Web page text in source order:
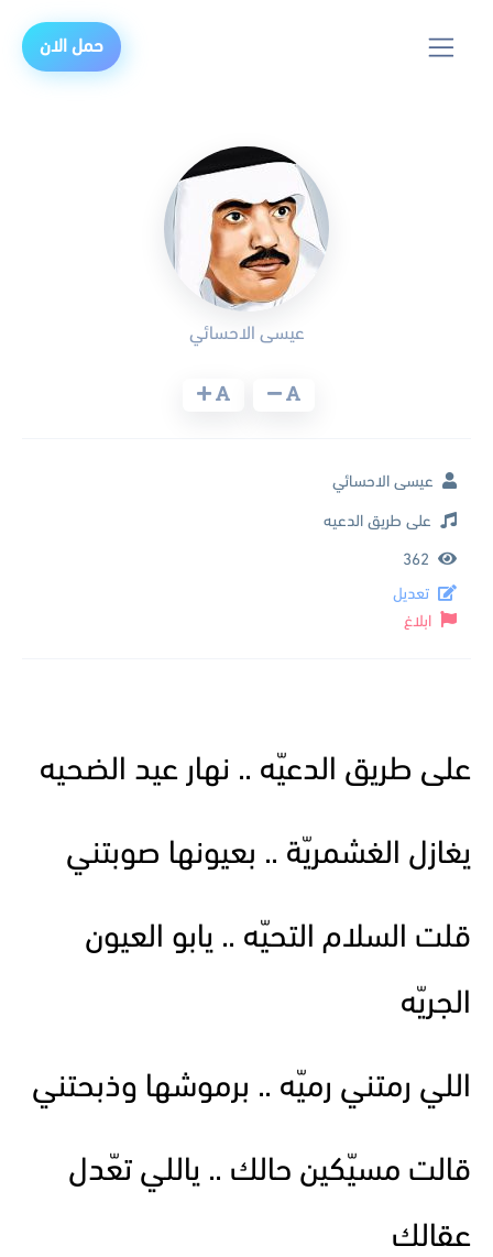
حمل الان
على طريق الدعيّه .. نهار عيد الضحيه
يغازل الغشمريّة .. بعيونها صوبتني
قلت السلام التحيّه .. يابو العيون
الجريّه
اللي رمتني رميّه .. برموشها وذبحتني
قالت مسيّكين حالك .. ياللي تعّدل
عقالك
عيسى الاحسائي
عيسى الاحسائي
على طريق الدعيه
362
تعديل
ابلاغ